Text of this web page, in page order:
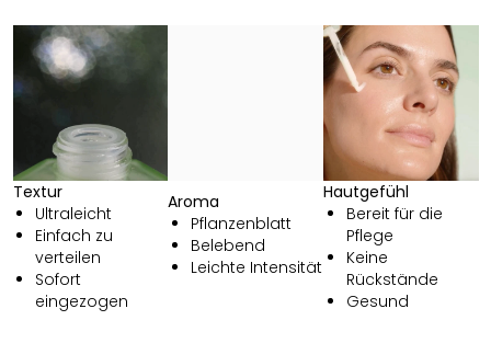
Textur
Ultraleicht
Einfach zu
verteilen
Sofort
eingezogen
Aroma
Pflanzenblatt
Belebend
Leichte Intensität
Hautgefühl
Bereit für die
Pflege
Keine
Rückstände
Gesund